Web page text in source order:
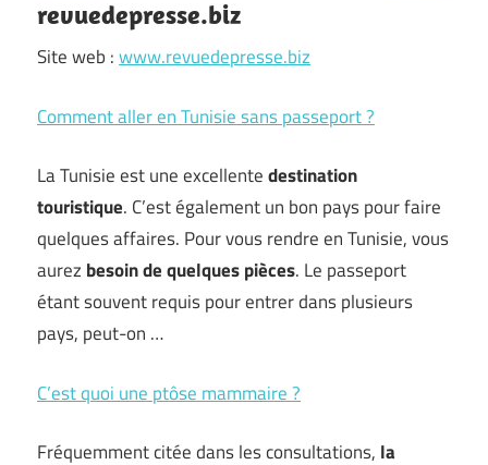
revuedepresse.biz
Site web :www.revuedepresse.biz
Comment aller en Tunisie sans passeport ?
La Tunisie est une excellentedestination
touristique. C’est également un bon pays pour faire
quelques affaires. Pour vous rendre en Tunisie, vous
aurez besoin de quelques pièces. Le passeport
étant souvent requis pour entrer dans plusieurs
pays, peut-on …
C’est quoi une ptôse mammaire ?
Fréquemment citée dans les consultations, la